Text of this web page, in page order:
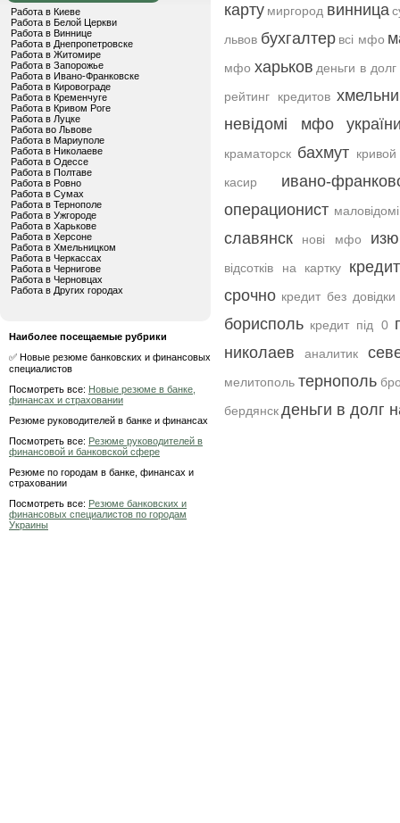
Работа в Киеве
Работа в Белой Церкви
Работа в Виннице
Работа в Днепропетровске
Работа в Житомире
Работа в Запорожье
Работа в Ивано-Франковске
Работа в Кировограде
Работа в Кременчуге
Работа в Кривом Роге
Работа в Луцке
Работа во Львове
Работа в Мариуполе
Работа в Николаеве
Работа в Одессе
Работа в Полтаве
Работа в Ровно
Работа в Сумах
Работа в Тернополе
Работа в Ужгороде
Работа в Харькове
Работа в Херсоне
Работа в Хмельницком
Работа в Черкассах
Работа в Чернигове
Работа в Черновцах
Работа в Других городах
Наиболее посещаемые рубрики
✅ Новые резюме банковских и финансовых
специалистов
Посмотреть все: Новые резюме в банке,
финансах и страховании
Резюме руководителей в банке и финансах
Посмотреть все: Резюме руководителей в
финансовой и банковской сфере
Резюме по городам в банке, финансах и
страховании
Посмотреть все: Резюме банковских и
финансовых специалистов по городам
Украины
карту миргород винница
львов бухгалтер всі мфо
мфо харьков деньги в долг
рейтинг кредитов
невідомі мфо
краматорск бахмут
касир
ивано-
операционист
славянск нові мфо
відсотків на картку
срочно кредит без
борисполь кредит під 0
николаев
аналитик
мелитополь тернополь
бердянскденьги в долг